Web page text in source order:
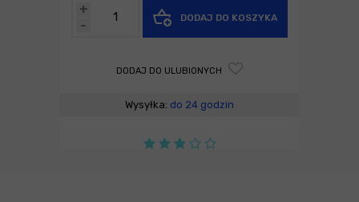
-
+
DODAJ DO KOSZYKA
DODAJ DO ULUBIONYCH
Wysyłka: do 24 godzin